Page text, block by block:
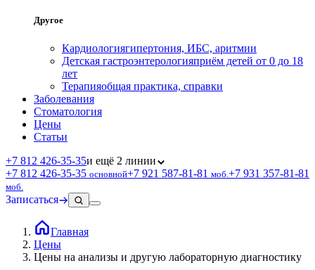
Другое
Кардиологиягипертония, ИБС, аритмии
Детская гастроэнтерологияприём детей от 0 до 18
лет
Терапияобщая практика, справки
Заболевания
Стоматология
Цены
Статьи
+7 812 426‑35‑35и ещё 2 линии
+7 812 426‑35‑35 основной+7 921 587‑81‑81 моб. +7 931 357‑81‑81
моб.
Записаться
Главная
Цены
Цены на анализы и другую лабораторную диагностику